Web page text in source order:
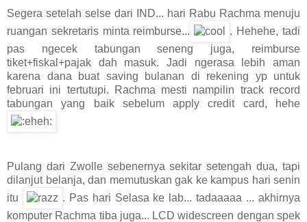
Segera setelah selse dari IND... hari Rabu Rachma menuju
ruangan sekretaris minta reimburse...
. Hehehe, tadi
pas ngecek tabungan seneng juga, reimburse
tiket+fiskal+pajak dah masuk. Jadi ngerasa lebih aman
karena dana buat saving bulanan di rekening yp untuk
februari ini tertutupi. Rachma mesti nampilin track record
tabungan yang baik sebelum apply credit card, hehe
Pulang dari Zwolle sebenernya sekitar setengah dua, tapi
dilanjut belanja, dan memutuskan gak ke kampus hari senin
itu
. Pas hari Selasa ke lab... tadaaaaa ... akhirnya
komputer Rachma tiba juga... LCD widescreen dengan spek